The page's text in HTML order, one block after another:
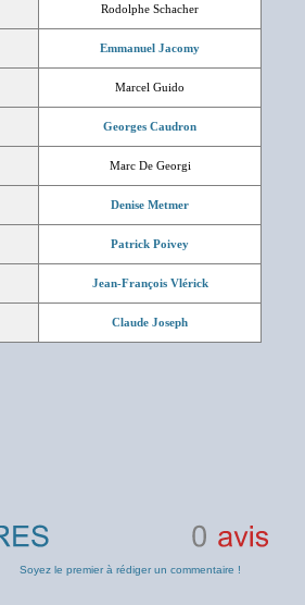
Rodolphe Schacher
Emmanuel Jacomy
Marcel Guido
Georges Caudron
Marc De Georgi
Denise Metmer
Patrick Poivey
Jean-François Vlérick
Claude Joseph
Soyez le premier à rédiger un commentaire !